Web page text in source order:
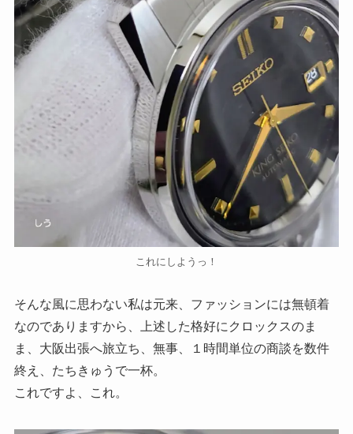
これにしようっ！
そんな風に思わない私は元来、ファッションには無頓着
なのでありますから、上述した格好にクロックスのま
ま、大阪出張へ旅立ち、無事、１時間単位の商談を数件
終え、たちきゅうで一杯。
これですよ、これ。